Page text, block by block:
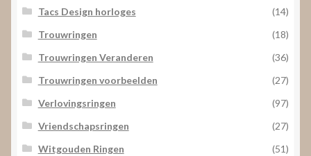
Tacs Design horloges
(14)
Trouwringen
(18)
Trouwringen Veranderen
(36)
Trouwringen voorbeelden
(27)
Verlovingsringen
(97)
Vriendschapsringen
(27)
Witgouden Ringen
(51)